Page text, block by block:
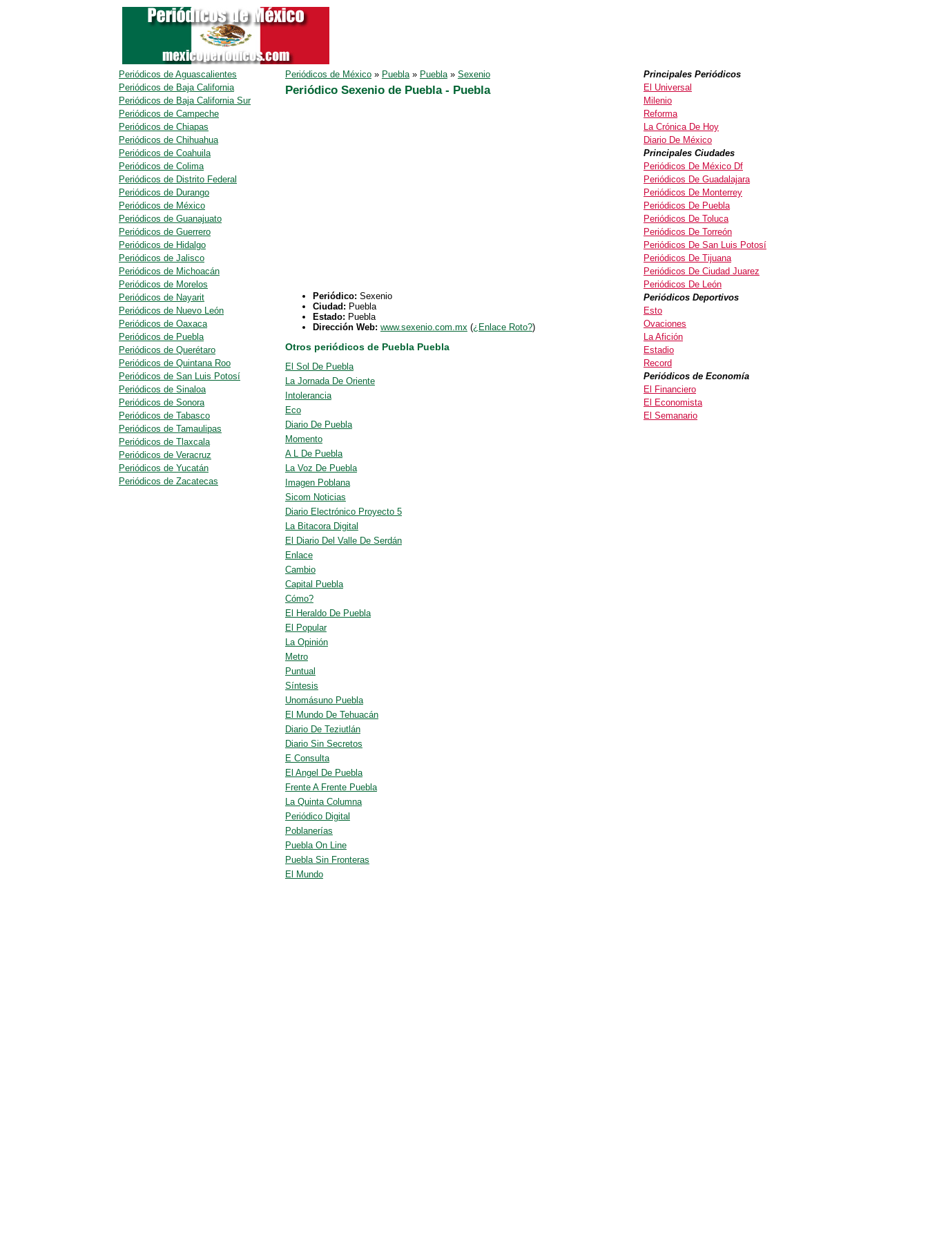
Periódicos de México» Puebla» Puebla» Sexenio
Periódico Sexenio de Puebla - Puebla
Periódico: Sexenio
Ciudad: Puebla
Estado: Puebla
Dirección Web: www.sexenio.com.mx(¿Enlace Roto?)
Otros periódicos de Puebla Puebla
El Sol De Puebla
La Jornada De Oriente
Intolerancia
Eco
Diario De Puebla
Momento
A L De Puebla
La Voz De Puebla
Imagen Poblana
Sicom Noticias
Diario Electrónico Proyecto 5
La Bitacora Digital
El Diario Del Valle De Serdán
Enlace
Cambio
Capital Puebla
Cómo?
El Heraldo De Puebla
El Popular
La Opinión
Metro
Puntual
Síntesis
Unomásuno Puebla
El Mundo De Tehuacán
Diario De Teziutlán
Diario Sin Secretos
E Consulta
El Angel De Puebla
Frente A Frente Puebla
La Quinta Columna
Periódico Digital
Poblanerías
Puebla On Line
Puebla Sin Fronteras
El Mundo
Periódicos de Aguascalientes
Periódicos de Baja California
Periódicos de Baja California Sur
Periódicos de Campeche
Periódicos de Chiapas
Periódicos de Chihuahua
Periódicos de Coahuila
Periódicos de Colima
Periódicos de Distrito Federal
Periódicos de Durango
Periódicos de México
Periódicos de Guanajuato
Periódicos de Guerrero
Periódicos de Hidalgo
Periódicos de Jalisco
Periódicos de Michoacán
Periódicos de Morelos
Periódicos de Nayarit
Periódicos de Nuevo León
Periódicos de Oaxaca
Periódicos de Puebla
Periódicos de Querétaro
Periódicos de Quintana Roo
Periódicos de San Luis Potosí
Periódicos de Sinaloa
Periódicos de Sonora
Periódicos de Tabasco
Periódicos de Tamaulipas
Periódicos de Tlaxcala
Periódicos de Veracruz
Periódicos de Yucatán
Periódicos de Zacatecas
Principales Periódicos
El Universal
Milenio
Reforma
La Crónica De Hoy
Diario De México
Principales Ciudades
Periódicos De México Df
Periódicos De Guadalajara
Periódicos De Monterrey
Periódicos De Puebla
Periódicos De Toluca
Periódicos De Torreón
Periódicos De San Luis Potosí
Periódicos De Tijuana
Periódicos De Ciudad Juarez
Periódicos De León
Periódicos Deportivos
Esto
Ovaciones
La Afición
Estadio
Record
Periódicos de Economía
El Financiero
El Economista
El Semanario